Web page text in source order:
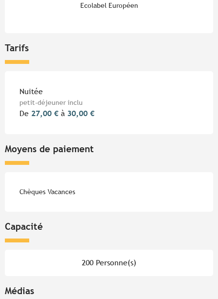
Ecolabel Européen
Tarifs
Tarifs 2026
Nuitée
petit-déjeuner inclu
De 27,00 € à 30,00 €
Moyens de paiement
Chèques Vacances
Capacité
200 Personne(s)
Médias